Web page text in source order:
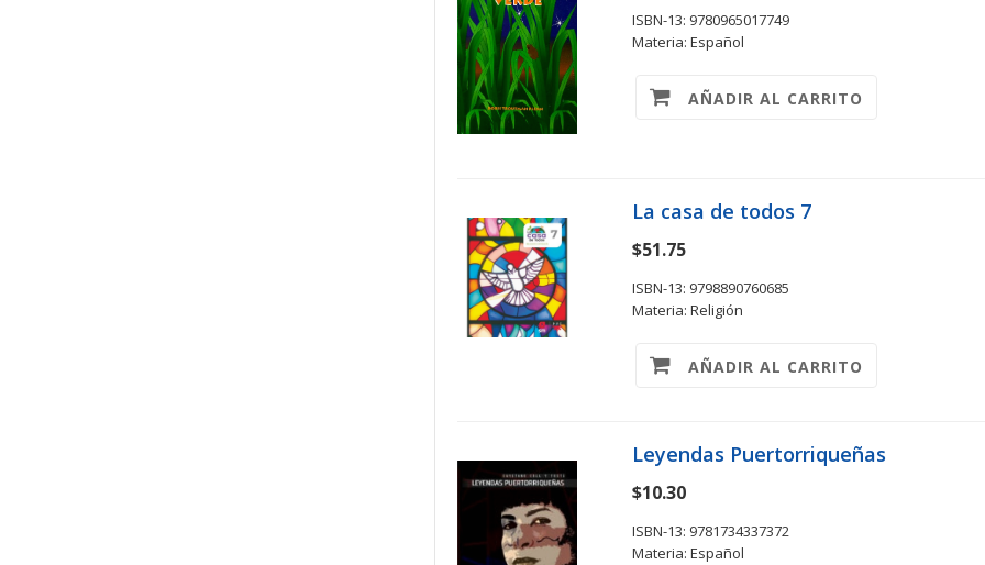
ISBN-13: 9780965017749
Materia: Español
AÑADIR AL CARRITO
La casa de todos 7
$51.75
ISBN-13: 9798890760685
Materia: Religión
AÑADIR AL CARRITO
Leyendas Puertorriqueñas
$10.30
ISBN-13: 9781734337372
Materia: Español